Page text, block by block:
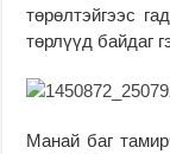
төрөлтэйгээс
төрлүүд байдаг
Манай баг